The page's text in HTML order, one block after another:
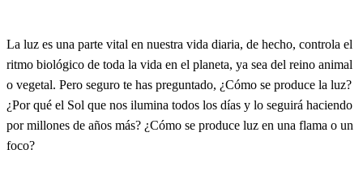
La luz es una parte vital en nuestra vida diaria, de hecho, controla el
ritmo biológico de toda la vida en el planeta, ya sea del reino animal
o vegetal. Pero seguro te has preguntado, ¿Cómo se produce la luz?
¿Por qué el Sol que nos ilumina todos los días y lo seguirá haciendo
por millones de años más? ¿Cómo se produce luz en una flama o un
foco?